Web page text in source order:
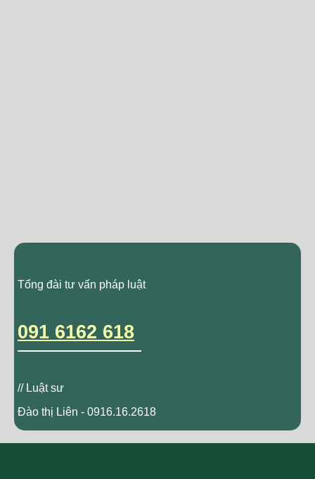
Tổng đài tư vấn pháp luật
091 6162 618
// Luật sư
Đào thị Liên - 0916.16.2618